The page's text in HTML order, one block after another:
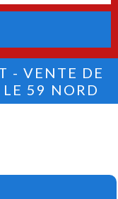
- VENTE DE
59 NORD